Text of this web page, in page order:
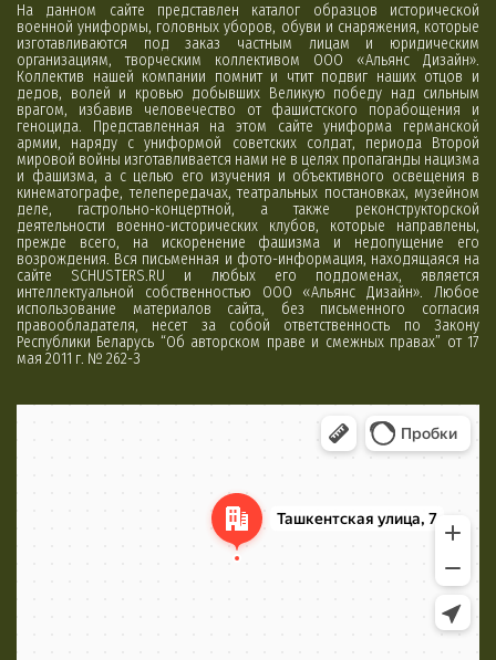
На данном сайте представлен каталог образцов исторической
военной униформы, головных уборов, обуви и снаряжения, которые
изготавливаются под заказ частным лицам и юридическим
организациям, творческим коллективом ООО «Альянс Дизайн».
Коллектив нашей компании помнит и чтит подвиг наших отцов и
дедов, волей и кровью добывших Великую победу над сильным
врагом, избавив человечество от фашистского порабощения и
геноцида. Представленная на этом сайте униформа германской
армии, наряду с униформой советских солдат, периода Второй
мировой войны изготавливается нами не в целях пропаганды нацизма
и фашизма, а с целью его изучения и объективного освещения в
кинематографе, телепередачах, театральных постановках, музейном
деле, гастрольно-концертной, а также реконструкторской
деятельности военно-исторических клубов, которые направлены,
прежде всего, на искоренение фашизма и недопущение его
возрождения. Вся письменная и фото-информация, находящаяся на
сайте SCHUSTERS.RU и любых его поддоменах, является
интеллектуальной собственностью ООО «Альянс Дизайн». Любое
использование материалов сайта, без письменного согласия
правообладателя, несет за собой ответственность по Закону
Республики Беларусь “Об авторском праве и смежных правах” от 17
мая 2011 г. № 262-З